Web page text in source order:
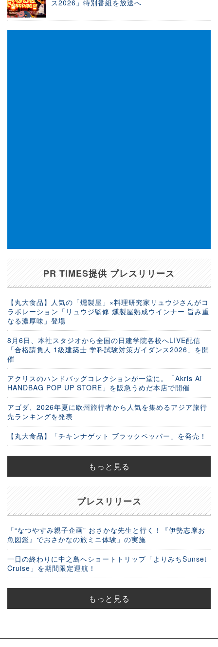
ス2026」特別番組を放送へ
PR TIMES提供 プレスリリース
【丸大食品】人気の「燻製屋」×料理研究家リュウジさんがコ
ラボレーション「リュウジ監修 燻製屋熟成ウインナー 旨み重
なる濃厚味」登場
8月6日、本社スタジオから全国の日建学院各校へLIVE配信
「合格請負人 1級建築士 学科試験対策ガイダンス2026」を開
催
アクリスのハンドバッグコレクションが一堂に。「Akris Ai
HANDBAG POP UP STORE」を阪急うめだ本店で開催
アゴダ、2026年夏に欧州旅行者から人気を集めるアジア旅行
先ランキングを発表
【丸大食品】「チキンナゲット ブラックペッパー」を発売！
もっと見る
プレスリリース
「“なつやすみ親子企画” おさかな先生と行く！『伊勢志摩お
魚図鑑』でおさかなの旅ミニ体験」の実施
一日の終わりに中之島へショートトリップ「よりみちSunset
Cruise」を期間限定運航！
もっと見る